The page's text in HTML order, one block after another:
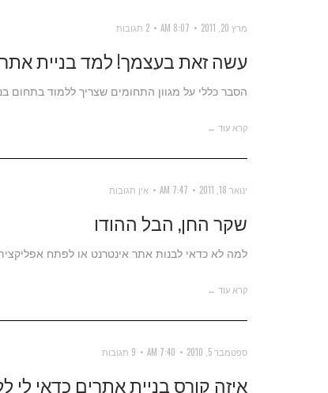
מרץ 20, 2011 8:07 AM 2 תגובות
עשה זאת בעצמך! למד בניית
הסבר כללי על מגוון התחומים שצריך ללמוד בתחום
קרא עוד ←
ינואר 18, 2011 7:47 AM אין תגובות
שקר החן, הבל ההודו
למה לא כדאי לבנות אתר אינטרנט או לפתח
קרא עוד ←
ספטמבר 5, 2010 7:40 AM 9 תגובות
איזה קורס בניית אתרים כדאי לי